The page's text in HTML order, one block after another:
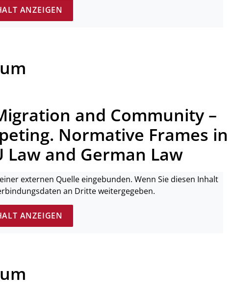
ANZEIGEN
and Community –
Normative Frames in
and German Law
externen Quelle eingebunden. Wenn Sie diesen Inhalt
an Dritte weitergegeben.
ANZEIGEN